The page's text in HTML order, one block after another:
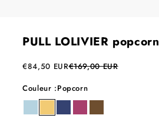
PULL LOLIVIER popcorn
Prix de vente
€84,50 EURPrix normal
€169,00 EUR
Couleur :Popcorn
saugepopcorntouareg
berrypraline